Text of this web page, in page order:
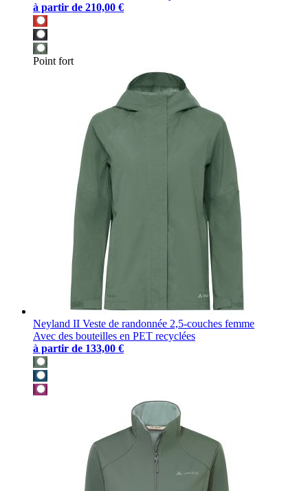
à partir de 210,00 €
Point fort
Neyland II Veste de randonnée 2,5-couches femme
Avec des bouteilles en PET recyclées
à partir de 133,00 €